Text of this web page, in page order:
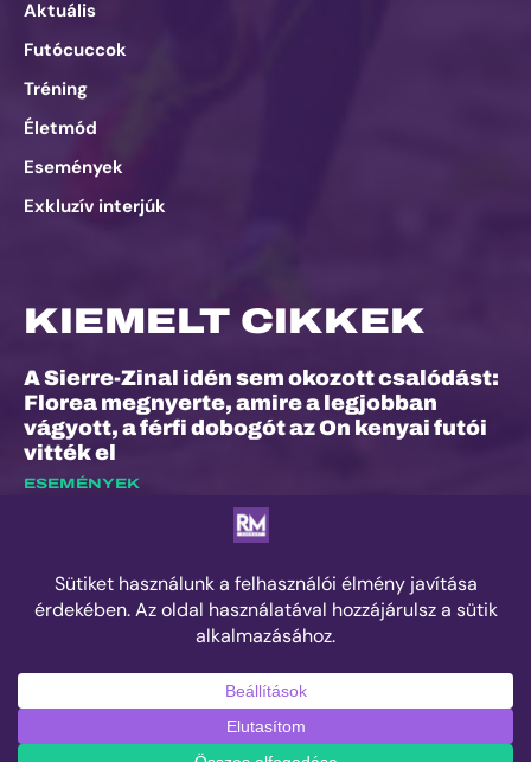
Aktuális
Futócuccok
Tréning
Életmód
Események
Exkluzív interjúk
KIEMELT CIKKEK
A Sierre-Zinal idén sem okozott csalódást:
Florea megnyerte, amire a legjobban
vágyott, a férfi dobogót az On kenyai futói
vitték el
ESEMÉNYEK
Dalos Máté: „Nem ez volt életem
legkönnyebb versenye”
EXKLUZÍV INTERJÚK
Száz kilométer, amely végül nem rólam
ESEMÉNYEK